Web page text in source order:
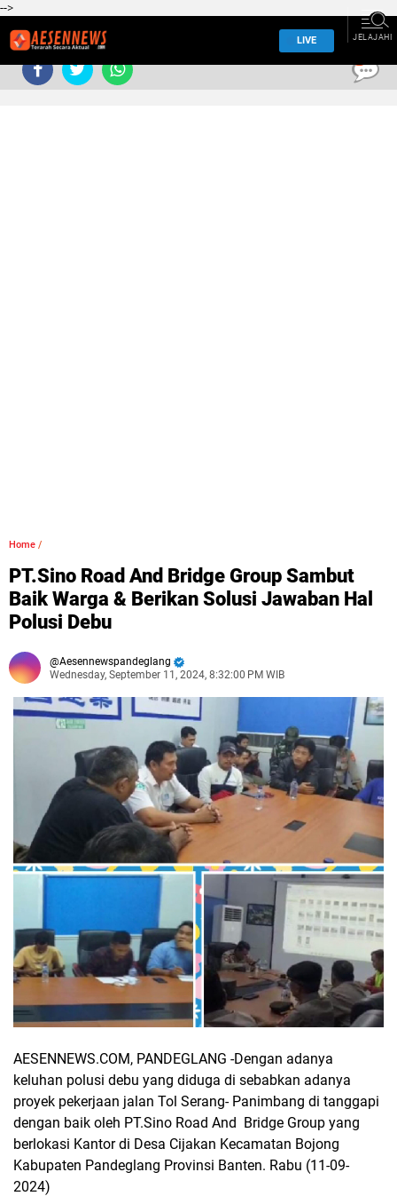
-->
LIVE JELAJAHI
Home /
PT.Sino Road And Bridge Group Sambut
Baik Warga & Berikan Solusi Jawaban Hal
Polusi Debu
Aesennewspandeglang
Wednesday, September 11, 2024, 8:32:00 PM WIB
AESENNEWS.COM, PANDEGLANG -Dengan adanya
keluhan polusi debu yang diduga di sebabkan adanya
proyek pekerjaan jalan Tol Serang- Panimbang di tanggapi
dengan baik oleh PT.Sino Road And Bridge Group yang
berlokasi Kantor di Desa Cijakan Kecamatan Bojong
Kabupaten Pandeglang Provinsi Banten. Rabu (11-09-
2024)